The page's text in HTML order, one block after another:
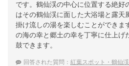
です。鶴仙渓の中心に位置する絶好
はその鶴仙渓に面した大浴場と露天
掛け流しの湯を楽しむことができま
の海の幸と郷土の幸を丁寧に仕上げ
鼓できます。
回答された質問： 紅葉スポット・鶴仙渓に行った後に泊